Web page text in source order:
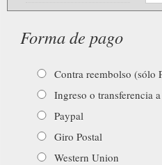
Forma de pago
Contra reembolso (sólo
Ingreso o transferencia
Paypal
Giro Postal
Western Union